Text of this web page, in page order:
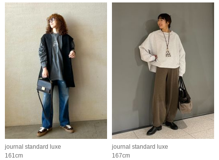
journal standard luxe
161cm
journal standard luxe
167cm